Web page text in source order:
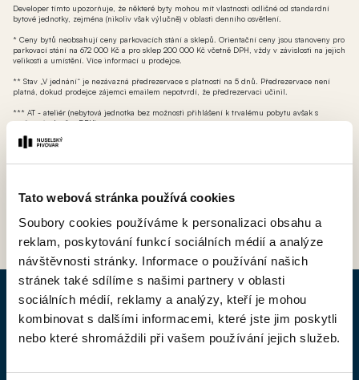
Tato webová stránka používá cookies
Soubory cookies používáme k personalizaci obsahu a
reklam, poskytování funkcí sociálních médií a analýze
návštěvnosti stránky. Informace o používání našich
stránek také sdílíme s našimi partnery v oblasti
sociálních médií, reklamy a analýzy, kteří je mohou
kombinovat s dalšími informacemi, které jste jim poskytli
nebo které shromáždili při vašem používání jejich služeb.
Developer tímto upozorňuje, že některé byty mohou mít vlastnosti odlišné od standardní
bytové jednotky, zejména (nikoliv však výlučně) v oblasti denního osvětlení.
* Ceny bytů neobsahují ceny parkovacích stání a sklepů. Orientační ceny jsou stanoveny pro
parkovací stání na 672 000 Kč a pro sklep 200 000 Kč včetně DPH, vždy v závislosti na jejich
velikosti a umístění. Více informací u prodejce.
** Stav „V jednání“ je nezávazná předrezervace s platností na 5 dnů. Předrezervace není
platná, dokud prodejce zájemci emailem nepotvrdí, že předrezervaci učinil.
*** AT - ateliér (nebytová jednotka bez možnosti přihlášení k trvalému pobytu avšak s
možností odpočtu DPH).
POPTAT BYT